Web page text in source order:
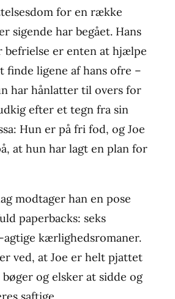
for en række
sigende har begået. Hans
befrielse er enten at hjælpe
finde ligene af hans ofre –
har hånlatter til overs for
efter et tegn fra sin
Hun er på fri fod, og Joe
at hun har lagt en plan for
modtager han en pose
paperbacks: seks
agtige kærlighedsromaner.
ved, at Joe er helt pjattet
og elsker at sidde og